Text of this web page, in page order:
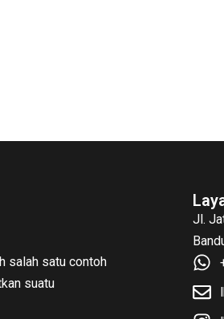
salah satu contoh
suatu
Jl.